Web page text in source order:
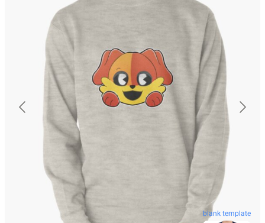
blank template